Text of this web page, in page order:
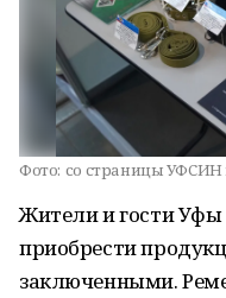
Фото: со страницы УФСИН
Жители и гости Уфы
приобрести
заключенными.